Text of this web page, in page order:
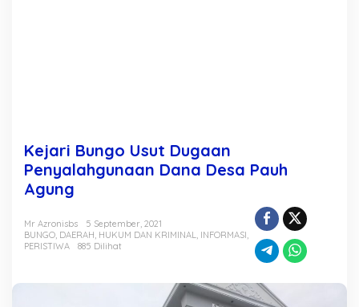
h
g
u
a
n
Kejari Bungo Usut Dugaan
Penyalahgunaan Dana Desa Pauh
Agung
Mr Azronisbs
5 September, 2021
BUNGO, DAERAH, HUKUM DAN KRIMINAL, INFORMASI,
PERISTIWA
885 Dilihat